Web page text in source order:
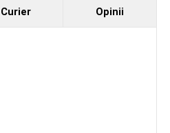
Curier Opinii